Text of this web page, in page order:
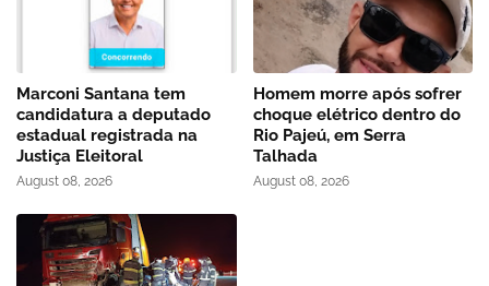
Marconi Santana tem
candidatura a deputado
estadual registrada na
Justiça Eleitoral
August 08, 2026
Homem morre após sofrer
choque elétrico dentro do
Rio Pajeú, em Serra
Talhada
August 08, 2026